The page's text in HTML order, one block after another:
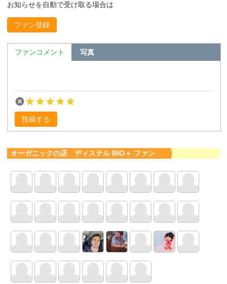
お知らせを自動で受け取る場合は
ファン登録
ファンコメント 写真
投稿する
オーガニックの店 ディステル BIO＋ ファン